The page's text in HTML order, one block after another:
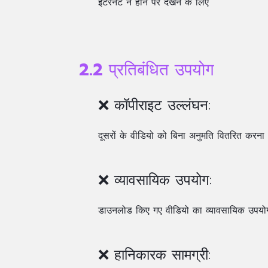
2.2 प्रतिबंधित उपयोग
❌ कॉपीराइट उल्लंघन:
दूसरों के वीडियो को बिना अनुमति वितरित करना
❌ व्यावसायिक उपयोग:
डाउनलोड किए गए वीडियो का व्यावसायिक
❌ हानिकारक सामग्री: